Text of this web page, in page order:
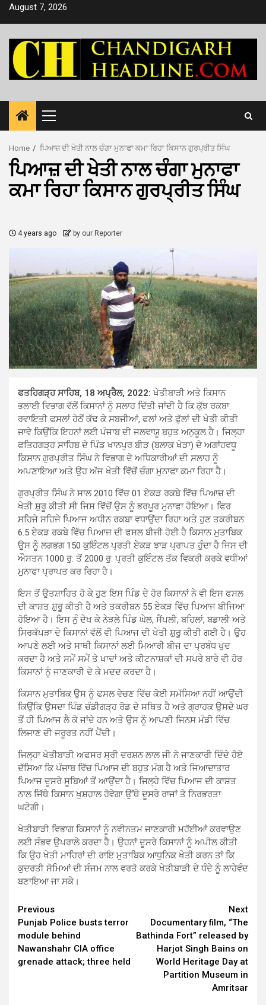
SkipAugust 7, 2026
Primary
Menu
Home ਪਿਆਜ਼ ਦੀ ਖੇਤੀ ਨਾਲ ਚੰਗਾ ਮੁਨਾਫਾ ਕਮਾ ਰਿਹਾ ਕਿਸਾਨ ਗੁਰਪ੍ਰੀਤ ਸਿੰਘ
ਪਿਆਜ਼ ਦੀ ਖੇਤੀ ਨਾਲ ਚੰਗਾ ਮੁਨਾਫਾ
ਕਮਾ ਰਿਹਾ ਕਿਸਾਨ ਗੁਰਪ੍ਰੀਤ ਸਿੰਘ
4 years ago by our Reporter
ਫਤਹਿਗੜ੍ਹ ਸਾਹਿਬ, 18 ਅਪ੍ਰੈਲ, 2022: ਖੇਤੀਬਾੜੀ ਅਤੇ ਕਿਸਾਨ
ਭਲਾਈ ਵਿਭਾਗ ਵੱਲੋਂ ਕਿਸਾਨਾਂ ਨੂੰ ਸਲਾਹ ਦਿੱਤੀ ਜਾਂਦੀ ਹੈ ਕਿ ਕੁੱਝ ਰਕਬਾ
ਰਵਾਇਤੀ ਫਸਲਾਂ ਹੇਠੋਂ ਕੱਢ ਕੇ ਸਬਜੀਆਂ, ਫਲਾਂ ਅਤੇ ਫੁੱਲਾਂ ਦੀ ਖੇਤੀ ਕੀਤੀ
ਜਾਵੇ ਕਿਉਂਕਿ ਇਹਨਾਂ ਲਈ ਪੰਜਾਬ ਦੀ ਜਲਵਾਯੂ ਬਹੁਤ ਅਨੁਕੂਲ ਹੈ। ਜਿਲ੍ਹਾ
ਫਤਿਹਗੜ੍ਹ ਸਾਹਿਬ ਦੇ ਪਿੰਡ ਖਾਨਪੁਰ ਬੀੜ (ਬਲਾਕ ਖੇੜਾ) ਦੇ ਅਗਾਂਹਵਧੂ
ਕਿਸਾਨ ਗੁਰਪ੍ਰੀਤ ਸਿੰਘ ਨੇ ਵਿਭਾਗ ਦੇ ਅਧਿਕਾਰੀਆਂ ਦੀ ਸਲਾਹ ਨੂੰ
ਅਪਣਾਇਆ ਅਤੇ ਉਹ ਅੱਜ ਖੇਤੀ ਵਿੱਚੋਂ ਚੰਗਾ ਮੁਨਾਫਾ ਕਮਾ ਰਿਹਾ ਹੈ।
ਗੁਰਪ੍ਰੀਤ ਸਿੰਘ ਨੇ ਸਾਲ 2010 ਵਿੱਚ 01 ਏਕੜ ਰਕਬੇ ਵਿੱਚ ਪਿਆਜ਼ ਦੀ
ਖੇਤੀ ਸ਼ੁਰੂ ਕੀਤੀ ਸੀ ਜਿਸ ਵਿੱਚੋਂ ਉਸ ਨੂੰ ਭਰਪੂਰ ਮੁਨਾਫਾ ਹੋਇਆ। ਫਿਰ
ਸਹਿਜੇ ਸਹਿਜੇ ਪਿਆਜ ਅਧੀਨ ਰਕਬਾ ਵਧਾਉਂਦਾ ਰਿਹਾ ਅਤੇ ਹੁਣ ਤਕਰੀਬਨ
6.5 ਏਕੜ ਰਕਬੇ ਵਿੱਚ ਪਿਆਜ ਦੀ ਫਸਲ ਬੀਜੀ ਹੋਈ ਹੈ ਕਿਸਾਨ ਮੁਤਾਬਿਕ
ਉੁਸ ਨੂੰ ਲਗਭਗ 150 ਕੁਇੰਟਲ ਪ੍ਰਤੀ ਏਕੜ ਝਾੜ ਪ੍ਰਾਪਤ ਹੁੰਦਾ ਹੈ ਜਿਸ ਦੀ
ਔਸਤਨ 1000 ਰੁ: ਤੋਂ 2000 ਰੁ: ਪ੍ਰਤੀ ਕੁਇੰਟਲ ਤੱਕ ਵਿਕਰੀ ਕਰਕੇ ਵਧੀਆਂ
ਮੁਨਾਫਾ ਪ੍ਰਾਪਤ ਕਰ ਰਿਹਾ ਹੈ।
ਇਸ ਤੋਂ ਉਤਸ਼ਾਹਿਤ ਹੋ ਕੇ ਹੁਣ ਇਸ ਪਿੰਡ ਦੇ ਹੋਰ ਕਿਸਾਨਾਂ ਨੇ ਵੀ ਇਸ ਫਸਲ
ਦੀ ਕਾਸ਼ਤ ਸ਼ੁਰੂ ਕੀਤੀ ਹੈ ਅਤੇ ਤਕਰੀਬਨ 55 ਏਕੜ ਵਿੱਚ ਪਿਆਜ ਬੀਜਿਆ
ਹੋਇਆ ਹੈ। ਇਸ ਨੁੰ ਦੇਖ ਕੇ ਨੇੜਲੇ ਪਿੰਡ ਘੇਲ, ਸੈਂਪਲੀ, ਬਹਿਲਾਂ, ਬਡਾਲੀ ਅਤੇ
ਸਿਰਕੱਪੜਾ ਦੇ ਕਿਸਾਨਾਂ ਵੱਲੋਂ ਵੀ ਪਿਆਜ ਦੀ ਖੇਤੀ ਸ਼ੁਰੂ ਕੀਤੀ ਗਈ ਹੈ। ਉਹ
ਆਪਣੇ ਲਈ ਅਤੇ ਸਾਥੀ ਕਿਸਾਨਾਂ ਲਈ ਮਿਆਰੀ ਬੀਜ ਦਾ ਪ੍ਰਬੰਧ ਖੁਦ
ਕਰਦਾ ਹੈ ਅਤੇ ਸਮੇਂ ਸਮੇਂ ਤੇ ਖਾਦਾਂ ਅਤੇ ਕੀਟਨਾਸ਼ਕਾਂ ਦੀ ਸਪਰੇ ਬਾਰੇ ਵੀ ਹੋਰ
ਕਿਸਾਨਾਂ ਨੂੰ ਜਾਣਕਾਰੀ ਦੇ ਕੇ ਮਦਦ ਕਰਦਾ ਹੈ।
ਕਿਸਾਨ ਮੁਤਾਬਿਕ ਉਸ ਨੂੰ ਫਸਲ ਵੇਚਣ ਵਿੱਚ ਕੋਈ ਸਮੱਸਿਆ ਨਹੀਂ ਆਉਂਦੀ
ਕਿਉਂਕਿ ਉਸਦਾ ਪਿੰਡ ਚੰਡੀਗੜ੍ਹ ਰੋਡ ਦੇ ਸਥਿਤ ਹੈ ਅਤੇ ਗ੍ਰਾਹਕ ਉਸਦੇ ਘਰ
ਤੋਂ ਹੀ ਪਿਆਜ ਲੈ ਕੇ ਜਾਂਦੇ ਹਨ ਅਤੇ ਉਸ ਨੂੰ ਆਪਣੀ ਜਿਨਸ ਮੰਡੀ ਵਿੱਚ
ਲਿਜਾਣ ਦੀ ਜਰੂਰਤ ਨਹੀਂ ਪੈਂਦੀ।
ਜਿਲ੍ਹਾ ਖੇਤੀਬਾੜੀ ਅਫਸਰ ਸ੍ਰੀ ਦਰਸ਼ਨ ਲਾਲ ਜੀ ਨੇ ਜਾਣਕਾਰੀ ਦਿੰਦੇ ਹੋਏ
ਦੱਸਿਆ ਕਿ ਪੰਜਾਬ ਵਿੱਚ ਪਿਆਜ ਦੀ ਬਹੁਤ ਮੰਗ ਹੈ ਅਤੇ ਜਿਆਦਾਤਾਰ
ਪਿਆਜ ਦੂਸਰੇ ਸੂਬਿਆਂ ਤੋਂ ਆਉਂਦਾ ਹੈ। ਜਿਲ੍ਹੇ ਵਿੱਚ ਪਿਆਜ ਦੀ ਕਾਸ਼ਤ
ਨਾਲ ਜਿੱਥੇ ਕਿਸਾਨ ਖੁਸ਼ਹਾਲ ਹੋਵੇਗਾ ਉੱਥੇ ਦੂਸਰੇ ਰਾਜਾਂ ਤੇ ਨਿਰਭਰਤਾ
ਘਟੇਗੀ।
ਖੇਤੀਬਾੜੀ ਵਿਭਾਗ ਕਿਸਾਨਾਂ ਨੂੰ ਨਵੀਨਤਮ ਜਾਣਕਾਰੀ ਮਹੱਈਆਂ ਕਰਵਾਉਣ
ਲਈ ਸੰਭਵ ਉਪਰਾਲੇ ਕਰਦਾ ਹੈ। ਉਹਨਾਂ ਦੂਸਰੇ ਕਿਸਾਨਾਂ ਨੂੰ ਅਪੀਲ ਕੀਤੀ
ਕਿ ਉਹ ਖੇਤੀ ਮਾਹਿਰਾਂ ਦੀ ਰਾਇ ਮੁਤਾਬਿਕ ਆਧੁਨਿਕ ਖੇਤੀ ਕਰਨ ਤਾਂ ਕਿ
ਕੁਦਰਤੀ ਸੋਮਿਆਂ ਦੀ ਸੰਜਮ ਨਾਲ ਵਰਤੋ ਕਰਕੇ ਖੇਤੀਬਾੜੀ ਦੇ ਧੰਦੇ ਨੂੰ ਲਾਹੇਵੰਦ
ਬਣਾਇਆ ਜਾ ਸਕੇ।
Continue
Reading
Previous
Punjab Police busts terror
module behind
Nawanshahr CIA office
grenade attack; three held
Next
Documentary film, “The
Bathinda Fort” released by
Harjot Singh Bains on
World Heritage Day at
Partition Museum in
Amritsar